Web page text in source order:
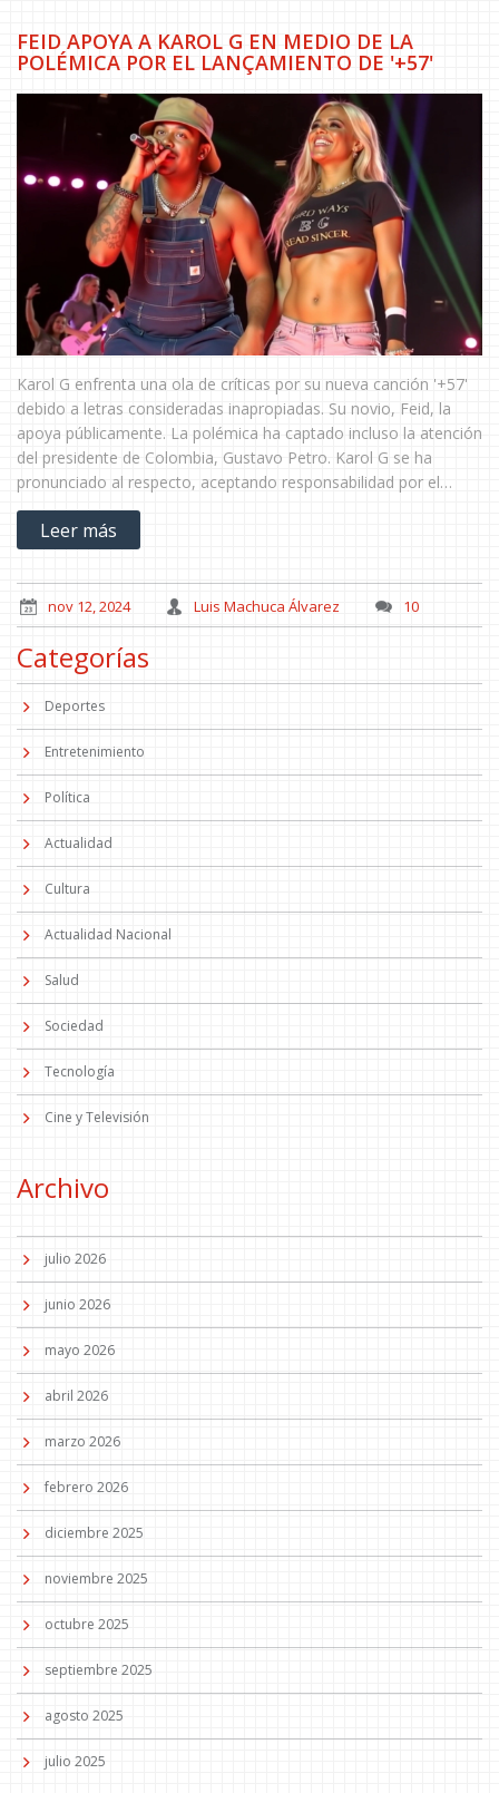
FEID APOYA A KAROL G EN MEDIO DE LA
POLÉMICA POR EL LANÇAMIENTO DE '+57'
Karol G enfrenta una ola de críticas por su nueva canción '+57'
debido a letras consideradas inapropiadas. Su novio, Feid, la
apoya públicamente. La polémica ha captado incluso la atención
del presidente de Colombia, Gustavo Petro. Karol G se ha
pronunciado al respecto, aceptando responsabilidad por el
contenido del tema mientras el debate sigue creciendo.
Leer más
nov 12, 2024 Luis Machuca Álvarez 10
Categorías
Deportes
Entretenimiento
Política
Actualidad
Cultura
Actualidad Nacional
Salud
Sociedad
Tecnología
Cine y Televisión
Archivo
julio 2026
junio 2026
mayo 2026
abril 2026
marzo 2026
febrero 2026
diciembre 2025
noviembre 2025
octubre 2025
septiembre 2025
agosto 2025
julio 2025